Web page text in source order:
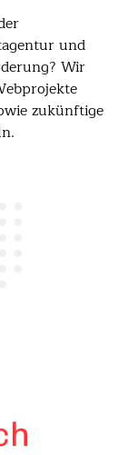
und
Wir
zukünftige